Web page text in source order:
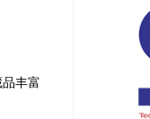
丰富